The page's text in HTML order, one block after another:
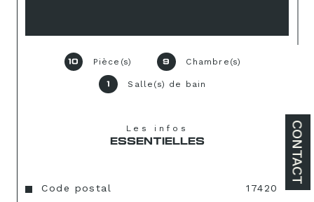
CONTACT
10 Pièce(s) 9 Chambre(s)
1 Salle(s) de bain
Les infos
ESSENTIELLES
Caractéristiques Valeurs
Code postal 17420
dont certaines avec point d'eau - une salle
certaines avec point d'eau, un bureau,
l'espace détente & la douche à l italienne
sont accessibles par un magnifique
Un charmant belvédère d'environ 18m2
agrémente cette villa avec une vue
La villa nécessite un rafraichissement /